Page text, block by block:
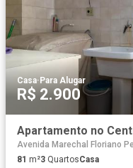
Casa· Para Alugar
R$ 2.900
Apartamento no
Avenida Marechal Floriano
81 m²3 QuartosCasa